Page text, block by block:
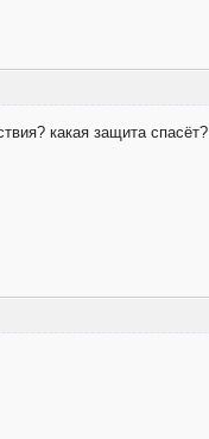
какая защита спасёт?